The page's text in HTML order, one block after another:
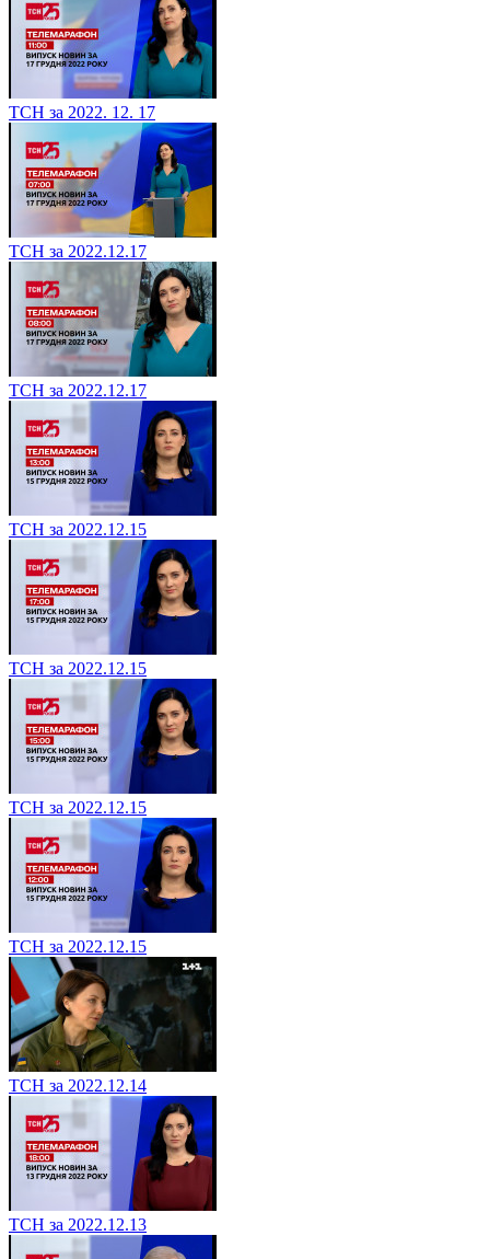
ТСН за 2022. 12. 17
ТСН за 2022.12.17
ТСН за 2022.12.17
ТСН за 2022.12.15
ТСН за 2022.12.15
ТСН за 2022.12.15
ТСН за 2022.12.15
ТСН за 2022.12.14
ТСН за 2022.12.13